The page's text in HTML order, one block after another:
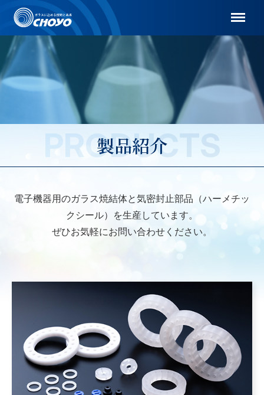
製品紹介
PRODUCTS
電子機器用のガラス焼結体と気密封止部品（ハーメチッ
クシール）を生産しています。
ぜひお気軽にお問い合わせください。